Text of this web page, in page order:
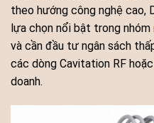
theo hướng công nghệ cao,
lựa chọn nổi bật trong nhóm
và cần đầu tư ngân sách
các dòng Cavitation RF
doanh.